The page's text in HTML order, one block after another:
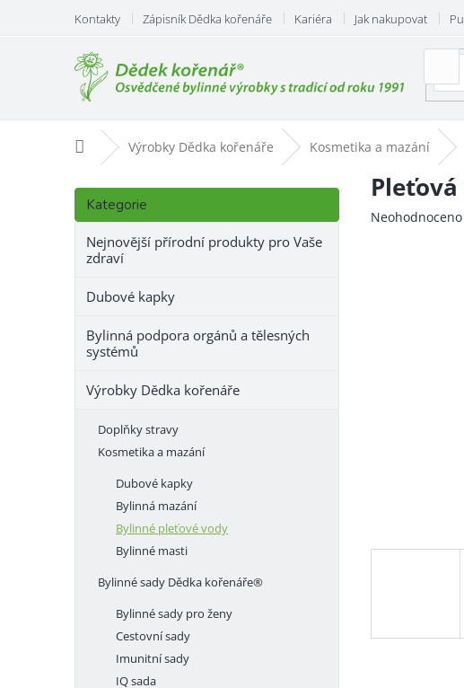
obsah
Kontakty Zápisník Dědka kořenáře Kariéra Jak nakupovat
Domů Výrobky Dědka kořenáře Kosmetika a mazání
P
s
Přeskočit
kategorie
Kategorie
Nejnovější přírodní produkty pro Vaše
zdraví
Dubové kapky
Bylinná podpora orgánů a tělesných
systémů
Výrobky Dědka kořenáře
Doplňky stravy
Kosmetika a mazání
Dubové kapky
Bylinná mazání
Bylinné pleťové vody
Bylinné masti
Bylinné sady Dědka kořenáře®
Bylinné sady pro ženy
Cestovní sady
Imunitní sady
IQ sada
Průměrné
Neohodnoceno